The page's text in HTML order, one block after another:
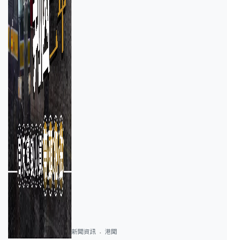
新聞資訊 港聞